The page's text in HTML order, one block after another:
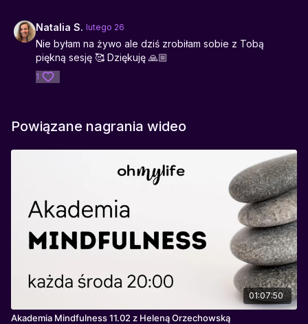
Dołącz do środowej
której możesz złapać oddech, uwolnić napięcia i podarować
sobie chwilę troski.
Natalia S. lutego 26
Nie byłam na żywo ale dziś zrobiłam sobie z Tobą
piękną sesję 🥰 Dziękuję 🙏🏼
1
Powiązane nagrania wideo
01:07:50
Akademia Mindfulness 11.02 z Heleną Orzechowską